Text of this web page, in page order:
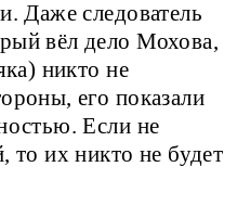
Даже следователь
вёл дело Мохова,
никто не
его показали
Если не
то их никто не будет